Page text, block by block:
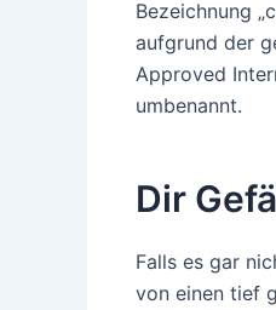
Bezeichnung
aufgrund der
Approved
umbenannt.
Dir
Falls es gar
von einen tief